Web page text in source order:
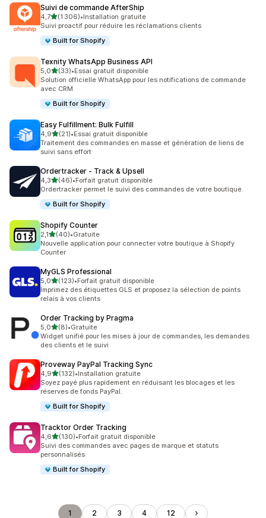
Suivi de commande AfterShip
4,7étoile(s) sur 5
(1 306)
1306 avis au total
•Installation gratuite
Suivi proactif pour réduire les réclamations clients
Built for Shopify
Texnity WhatsApp Business API
5,0étoile(s) sur 5
(33)
33 avis au total
•Essai gratuit disponible
Solution officielle WhatsApp pour les notifications de commande
avec CRM
Built for Shopify
Easy Fulfillment: Bulk Fulfill
4,9étoile(s) sur 5
(21)
21 avis au total
•Essai gratuit disponible
Traitement des commandes en masse et génération de liens de
suivi sans effort
Ordertracker ‑ Track & Upsell
4,3étoile(s) sur 5
(46)
46 avis au total
•Forfait gratuit disponible
Ordertracker permet le suivi des commandes de votre boutique.
Built for Shopify
Shopify Counter
2,1étoile(s) sur 5
(40)
40 avis au total
•Gratuite
Nouvelle application pour connecter votre boutique à Shopify
Counter
MyGLS Professional
5,0étoile(s) sur 5
(123)
123 avis au total
•Forfait gratuit disponible
Imprimez des étiquettes GLS et proposez la sélection de points
relais à vos clients
Order Tracking by Pragma
5,0étoile(s) sur 5
(8)
8 avis au total
•Gratuite
Widget unifié pour les mises à jour de commandes, les demandes
des clients et le suivi
Proveway PayPal Tracking Sync
4,9étoile(s) sur 5
(132)
132 avis au total
•Installation gratuite
Soyez payé plus rapidement en réduisant les blocages et les
réserves de fonds PayPal.
Built for Shopify
Tracktor Order Tracking
4,6étoile(s) sur 5
(130)
130 avis au total
•Forfait gratuit disponible
Suivi des commandes avec pages de marque et statuts
personnalisés
Built for Shopify
1 2 3 4 12